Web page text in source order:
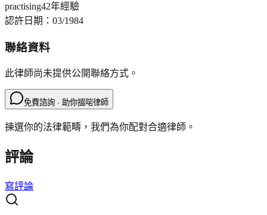
practising42年經驗
認許日期： 03/1984
聯絡資料
此律師尚未提供公開聯絡方式。
免費諮詢 · 助你搵啱律師
揀選你的法律範疇，我們為你配對合適律師。
評論
寫評論